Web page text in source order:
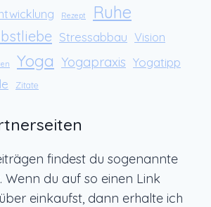
Rezept Ruhe
Stressabbau Vision
Yoga Yogapraxis Yogatipp
Zitate
findest du sogenannte
Wenn du auf so einen Link
einkaufst, dann erhalte ich